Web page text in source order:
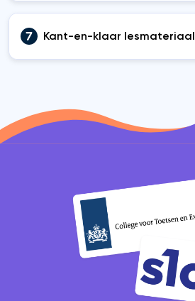
Kant-en-klaar lesmateriaal